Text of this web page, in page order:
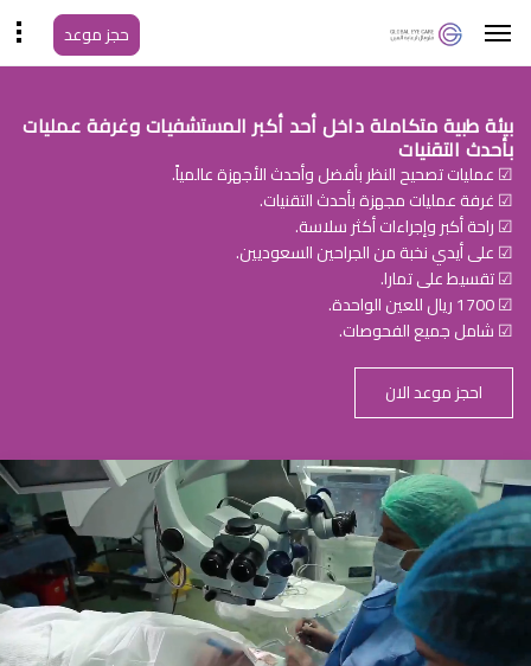
حجز موعد
بيئة طبية متكاملة داخل أحد أكبر المستشفيات وغرفة عمليات
بأحدث التقنيات
☑ عمليات تصحيح النظر بأفضل وأحدث الأجهزة عالمياً.
☑ غرفة عمليات مجهزة بأحدث التقنيات.
☑ راحة أكبر وإجراءات أكثر سلاسة.
☑ على أيدي نخبة من الجراحين السعوديين.
☑ تقسيط على تمارا.
☑ 1700 ريال للعين الواحدة.
☑ شامل جميع الفحوصات.
احجز موعد الان